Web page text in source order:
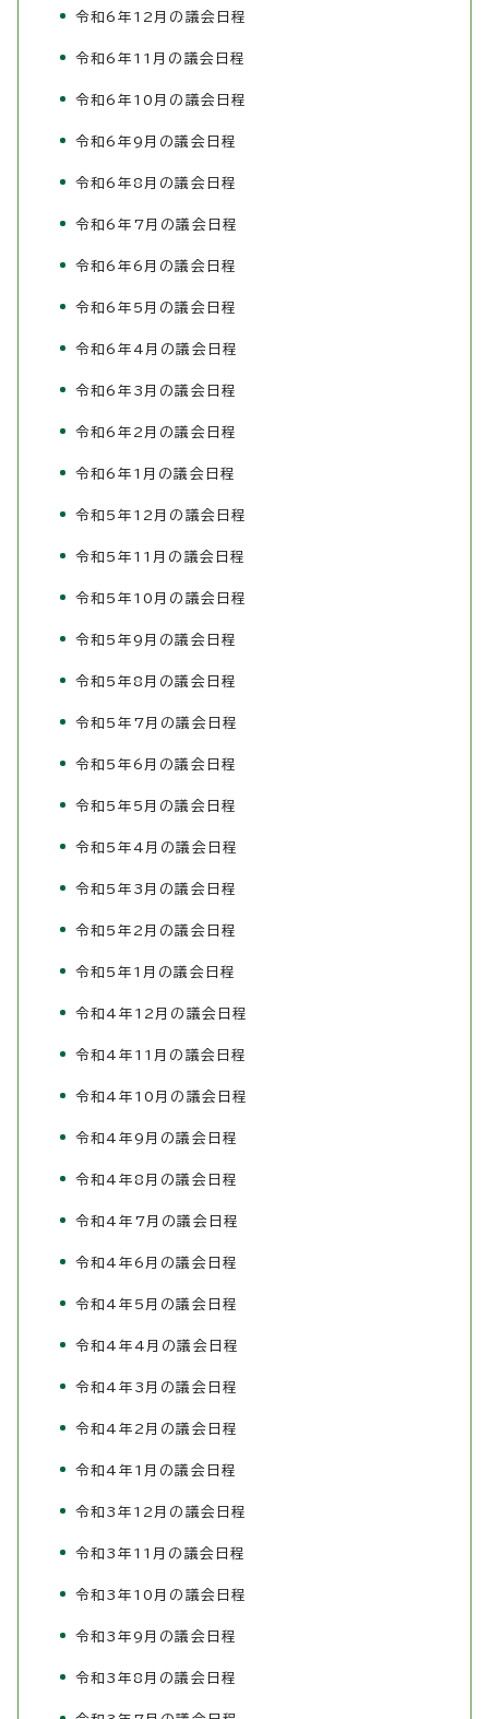
令和6年12月の議会日程
令和6年11月の議会日程
令和6年10月の議会日程
令和6年9月の議会日程
令和6年8月の議会日程
令和6年7月の議会日程
令和6年6月の議会日程
令和6年5月の議会日程
令和6年4月の議会日程
令和6年3月の議会日程
令和6年2月の議会日程
令和6年1月の議会日程
令和5年12月の議会日程
令和5年11月の議会日程
令和5年10月の議会日程
令和5年9月の議会日程
令和5年8月の議会日程
令和5年7月の議会日程
令和5年6月の議会日程
令和5年5月の議会日程
令和5年4月の議会日程
令和5年3月の議会日程
令和5年2月の議会日程
令和5年1月の議会日程
令和4年12月の議会日程
令和4年11月の議会日程
令和4年10月の議会日程
令和4年9月の議会日程
令和4年8月の議会日程
令和4年7月の議会日程
令和4年6月の議会日程
令和4年5月の議会日程
令和4年4月の議会日程
令和4年3月の議会日程
令和4年2月の議会日程
令和4年1月の議会日程
令和3年12月の議会日程
令和3年11月の議会日程
令和3年10月の議会日程
令和3年9月の議会日程
令和3年8月の議会日程